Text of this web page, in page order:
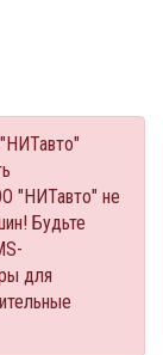
"НИТавто" не
Будьте
для